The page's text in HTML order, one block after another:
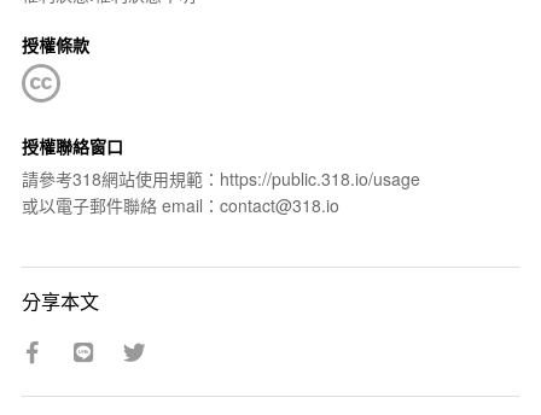
授權條款
授權聯絡窗口
請參考318網站使用規範：https://public.318.io/usage
或以電子郵件聯絡 email：contact@318.io
分享本文